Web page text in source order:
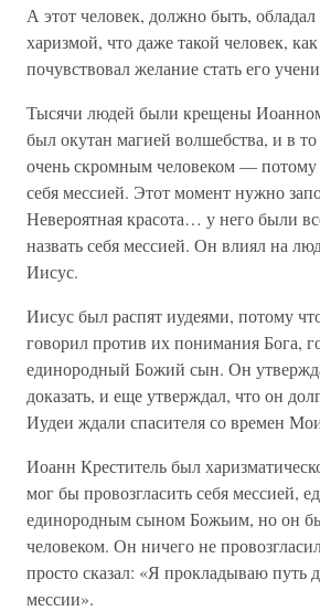
А этот человек, должно быть, обладал
харизмой, что даже такой человек,
почувствовал желание стать его
Тысячи людей были крещены
был окутан магией волшебства, и в
очень скромным человеком — потому
себя мессией. Этот момент нужно
Невероятная красота… у него были
назвать себя мессией. Он влиял на
Иисус.
Иисус был распят иудеями, потому
говорил против их понимания Бога,
единородный Божий сын. Он
доказать, и еще утверждал, что он
Иудеи ждали спасителя со времен
Иоанн Креститель был
мог бы провозгласить себя мессией,
единородным сыном Божьим, но он
человеком. Он ничего не
просто сказал: «Я прокладываю путь
мессии».